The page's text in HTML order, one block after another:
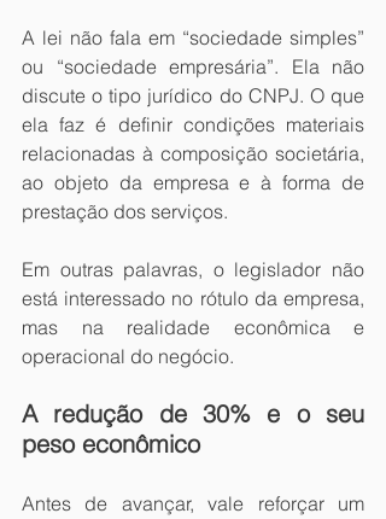
A lei não fala em “sociedade simples”
ou “sociedade empresária”. Ela não
discute o tipo jurídico do CNPJ. O que
ela faz é definir condições materiais
relacionadas à composição societária,
ao objeto da empresa e à forma de
prestação dos serviços.
Em outras palavras, o legislador não
está interessado no rótulo da empresa,
mas na realidade econômica e
operacional do negócio.
A redução de 30% e o seu
peso econômico
Antes de avançar, vale reforçar um